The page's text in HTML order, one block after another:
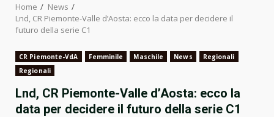
Home
News
Lnd, CR Piemonte-Valle d’Aosta: ecco la data per decidere il
futuro della serie C1
CR Piemonte-VdA Femminile Maschile News
Regionali
Regionali
Lnd, CR Piemonte-Valle d’Aosta: ecco la
data per decidere il futuro della serie C1